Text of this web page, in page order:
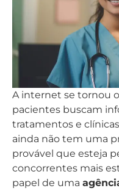
A internet se tornou
pacientes buscam
tratamentos e
ainda não tem uma
provável que esteja
concorrentes mais
papel de uma